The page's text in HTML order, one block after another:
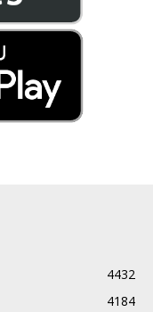
4432
4184